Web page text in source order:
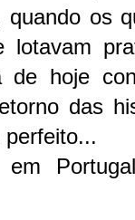
os
lotavam
de hoje
das